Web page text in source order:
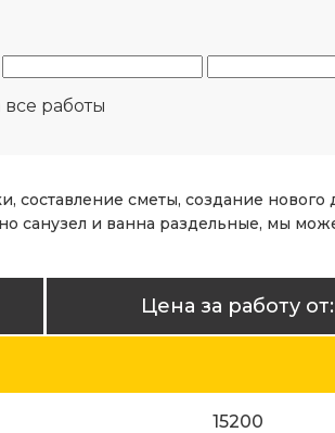
все работы
составление сметы, создание
санузел и ванна раздельные, мы
Цена за работу от:
15200